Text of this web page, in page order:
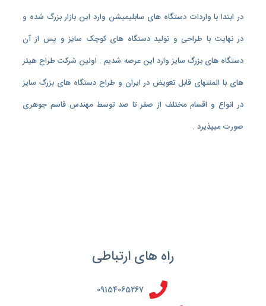
در ابتدا با واردات دستگاه های سابلیمیشن وارد این بازار بزرگ شده و
در نهایت با طراحی و تولید دستگاه های کوچک سایز و پس از آن
دستگاه های بزرگ سایز وارد این عرصه شدیم . اولین شرکت طراح هیتر
های با المنتهای قابل تعویض در ایران و طراح دستگاه های بزرگ سایز
در انواع و اقسام مختلف از صفر تا صد توسط مهندس قاسم جوهری
صورت میپذیرد .
راه های ارتباطی
09154065267